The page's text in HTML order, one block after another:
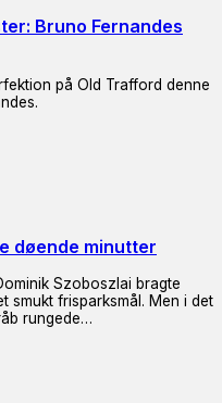
Bruno Fernandes
på Old Trafford denne
døende minutter
Szoboszlai bragte
smukt frisparksmål. Men i det
rungede…